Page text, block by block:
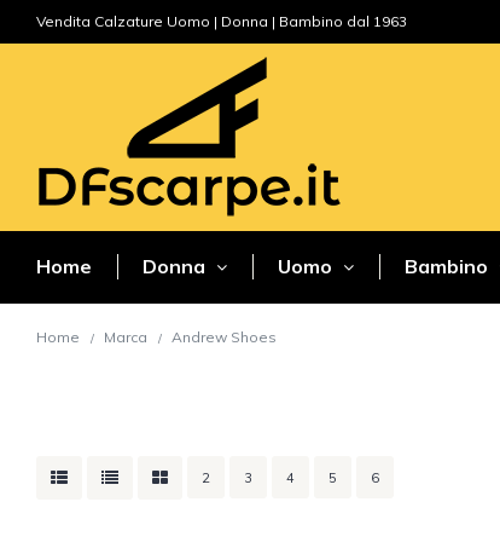
Vendita Calzature Uomo | Donna | Bambino dal 1963
Home Donna Uomo Bambino
Home Marca Andrew Shoes
2 3 4 5 6